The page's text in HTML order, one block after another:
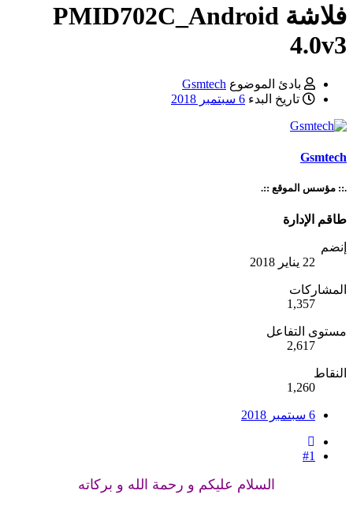
فلاشة PMID702C_Android
4.0v3
بادئ الموضوع Gsmtech
تاريخ البدء 6 سبتمبر 2018
Gsmtech
.:: مؤسس الموقع ::.
طاقم الإدارة
إنضم
22 يناير 2018
المشاركات
1,357
مستوى التفاعل
2,617
النقاط
1,260
6 سبتمبر 2018
#1
السلام عليكم و رحمة الله و بركاته